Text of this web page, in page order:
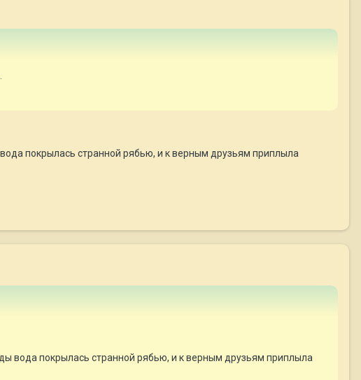
покрылась странной рябью, и к верным друзьям приплыла
вода покрылась странной рябью, и к верным друзьям приплыла